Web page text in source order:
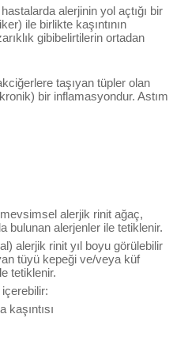
alerjinin yol açtığı bir
ile birlikte kaşıntının
gibibelirtilerin ortadan
taşıyan tüpler olan
bir inflamasyondur. Astım
alerjik rinit ağaç,
bulunan alerjenler ile tetiklenir.
alerjik rinit yıl boyu görülebilir
tüyü kepeği ve/veya küf
tetiklenir.
içerebilir:
kaşıntısı